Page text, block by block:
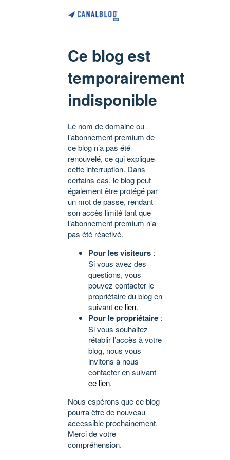
Ce blog est
temporairement
indisponible
Le nom de domaine ou
l’abonnement premium de
ce blog n’a pas été
renouvelé, ce qui explique
cette interruption. Dans
certains cas, le blog peut
également être protégé par
un mot de passe, rendant
son accès limité tant que
l’abonnement premium n’a
pas été réactivé.
Pour les visiteurs :
Si vous avez des
questions, vous
pouvez contacter le
propriétaire du blog en
suivantce lien.
Pour le propriétaire :
Si vous souhaitez
rétablir l’accès à votre
blog, nous vous
invitons à nous
contacter en suivant
ce lien.
Nous espérons que ce blog
pourra être de nouveau
accessible prochainement.
Merci de votre
compréhension.